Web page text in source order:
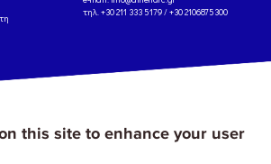
τηλ. +30 211 333 5179 / +30 2106875300
Προσωπικού Χαρακτήρα
'Οροι
Χρήσης
Αναφορά
this site to enhance your user